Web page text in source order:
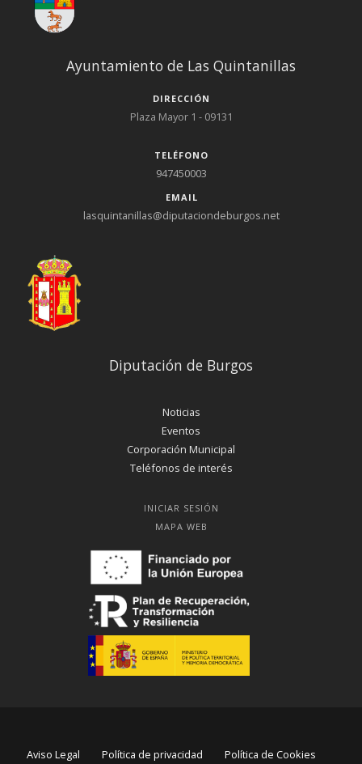
Ayuntamiento de Las Quintanillas
DIRECCIÓN
Plaza Mayor 1 - 09131
TELÉFONO
947450003
EMAIL
lasquintanillas@diputaciondeburgos.net
Diputación de Burgos
Noticias
Eventos
Corporación Municipal
Teléfonos de interés
INICIAR SESIÓN
MAPA WEB
Aviso Legal Política de privacidad
Política de Cookies